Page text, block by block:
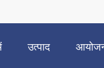
उत्पाद